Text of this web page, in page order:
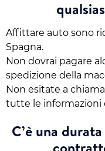
Affittare auto sono
Spagna.
Non dovrai pagare
spedizione della
Non esitate a
tutte le informazioni
C’è una